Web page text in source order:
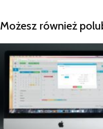
Możesz również